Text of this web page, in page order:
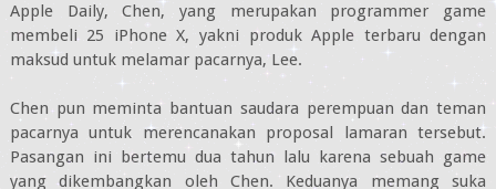
Apple Daily, Chen, yang merupakan programmer game
membeli 25 iPhone X, yakni produk Apple terbaru dengan
maksud untuk melamar pacarnya, Lee.
Chen pun meminta bantuan saudara perempuan dan teman
pacarnya untuk merencanakan proposal lamaran tersebut.
Pasangan ini bertemu dua tahun lalu karena sebuah game
yang dikembangkan oleh Chen. Keduanya memang suka